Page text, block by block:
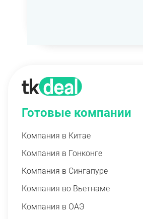
Готовые компании
Компания в Китае
Компания в Гонконге
Компания в Сингапуре
Компания во Вьетнаме
Компания в ОАЭ